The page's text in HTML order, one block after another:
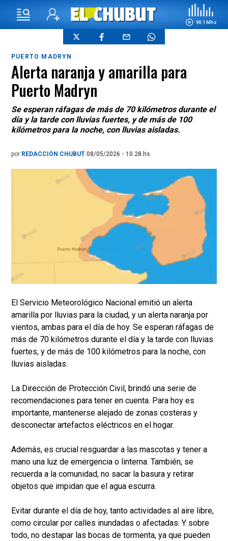
90.1 Mhz
PUERTO MADRYN
Alerta naranja y amarilla para
Puerto Madryn
Se esperan ráfagas de más de 70 kilómetros durante el
día y la tarde con lluvias fuertes, y de más de 100
kilómetros para la noche, con lluvias aisladas.
por REDACCIÓN CHUBUT 08/05/2026 - 10.28.hs
El Servicio Meteorológico Nacional emitió un alerta
amarilla por lluvias para la ciudad, y un alerta naranja por
vientos, ambas para el día de hoy. Se esperan ráfagas de
más de 70 kilómetros durante el día y la tarde con lluvias
fuertes, y de más de 100 kilómetros para la noche, con
lluvias aisladas.
La Dirección de Protección Civil, brindó una serie de
recomendaciones para tener en cuenta. Para hoy es
importante, mantenerse alejado de zonas costeras y
desconectar artefactos eléctricos en el hogar.
Además, es crucial resguardar a las mascotas y tener a
mano una luz de emergencia o linterna. También, se
recuerda a la comunidad, no sacar la basura y retirar
objetos que impidan que el agua escurra.
Evitar durante el día de hoy, tanto actividades al aire libre,
como circular por calles inundadas o afectadas. Y sobre
todo, no destapar las bocas de tormenta, ya que pueden